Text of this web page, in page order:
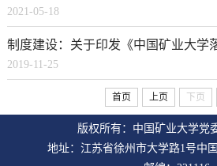
2021-05-18
2019-11-25
首页 上页 下页
版权所有：中国矿业大学党
地址：江苏省徐州市大学路1号中